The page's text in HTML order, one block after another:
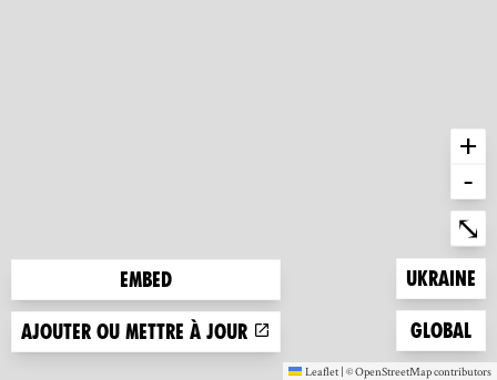
Embed
Ajouter ou mettre à jour
+
-
⤡
Zoom to
Ukraine
Zoom to
Global
Leaflet | ©OpenStreetMapcontributors